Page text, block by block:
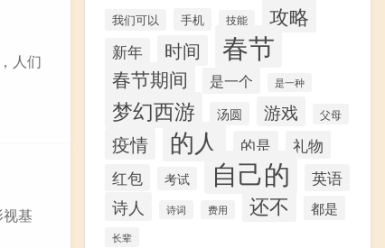
人们
基
我们可以 手机 技能 攻略
新年 时间 春节
春节期间 是一个 是一种
梦幻西游 汤圆 游戏 父母
疫情 的人 的是 礼物
红包 考试 自己的 英语
诗人 诗词 费用 还不 都是
长辈